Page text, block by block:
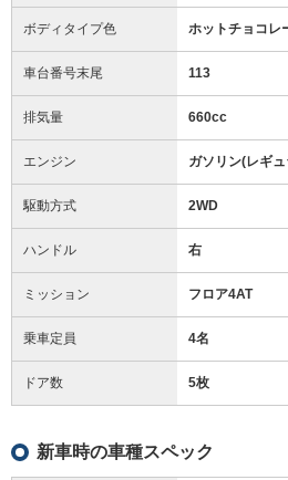
ボディタイプ色 ホットチョコレ
車台番号末尾 113
排気量 660cc
エンジン ガソリン(レギ
駆動方式 2WD
ハンドル 右
ミッション フロア4AT
乗車定員 4名
ドア数 5枚
新車時の車種スペック